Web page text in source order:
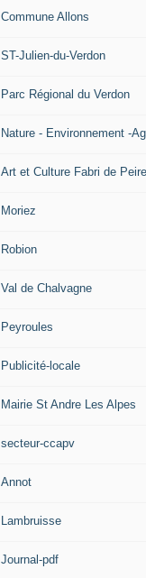
Commune Allons
ST-Julien-du-Verdon
Parc Régional du Verdon
Nature - Environnement -
Art et Culture Fabri de
Moriez
Robion
Val de Chalvagne
Peyroules
Publicité-locale
Mairie St Andre Les Alpes
secteur-ccapv
Annot
Lambruisse
Journal-pdf